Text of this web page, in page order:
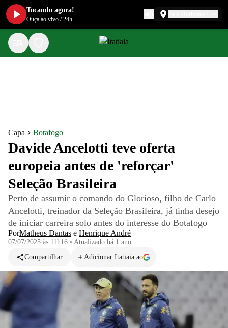
Capa Botafogo
Davide Ancelotti teve oferta
europeia antes de 'reforçar'
Seleção Brasileira
Perto de assumir o comando do Glorioso, filho de Carlo
Ancelotti, treinador da Seleção Brasileira, já tinha desejo
de iniciar carreira solo antes do interesse do Botafogo
PorMatheus Dantas e Henrique André
07/07/2025 às 11h16 • Atualizado há 1 ano
Compartilhar
Adicionar Itatiaia ao
Tocando agora!
Ouça ao vivo /24h